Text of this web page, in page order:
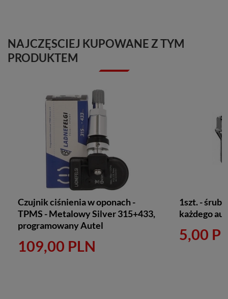
NAJCZĘSCIEJ KUPOWANE Z TYM
PRODUKTEM
Czujnik ciśnienia w oponach -
TPMS - Metalowy Silver 315+433,
programowany Autel
109,00 PLN
1szt. -
każdego
5,00